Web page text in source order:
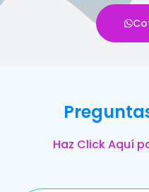
Haz Click Aquí